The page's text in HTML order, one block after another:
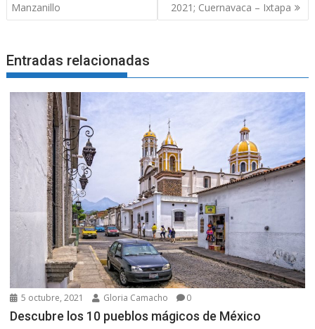
Manzanillo
2021; Cuernavaca – Ixtapa
Entradas relacionadas
5 octubre, 2021 Gloria Camacho 0
Descubre los 10 pueblos mágicos de México